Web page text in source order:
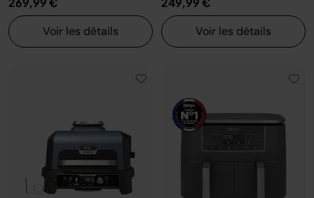
Voir les détails
Voir les détails